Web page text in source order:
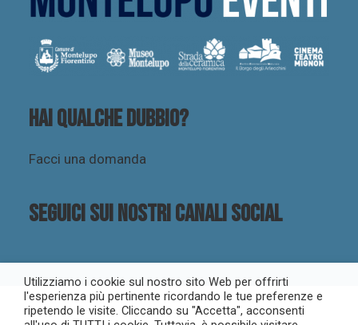
Hai qualche dubbio?
Facci una domanda
Seguici sui nostri canali social
Utilizziamo i cookie sul nostro sito Web per offrirti
l'esperienza più pertinente ricordando le tue preferenze e
ripetendo le visite. Cliccando su "Accetta", acconsenti